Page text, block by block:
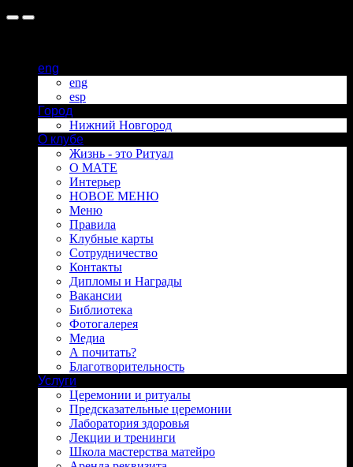
eng
eng
esp
Город
Нижний Новгород
О клубе
Жизнь - это Ритуал
О МАТЕ
Интерьер
НОВОЕ МЕНЮ
Меню
Правила
Клубные карты
Сотрудничество
Контакты
Дипломы и Награды
Вакансии
Библиотека
Фотогалерея
Медиа
А почитать?
Благотворительность
Услуги
Церемонии и ритуалы
Предсказательные церемонии
Лаборатория здоровья
Лекции и тренинги
Школа мастерства матейро